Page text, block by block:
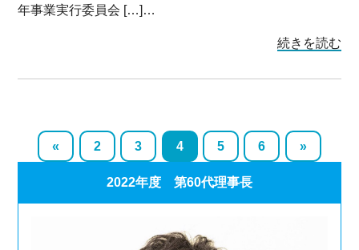
年事業実行委員会 […]…
続きを読む
« 2 3 4 5 6 »
2022年度 第60代理事長